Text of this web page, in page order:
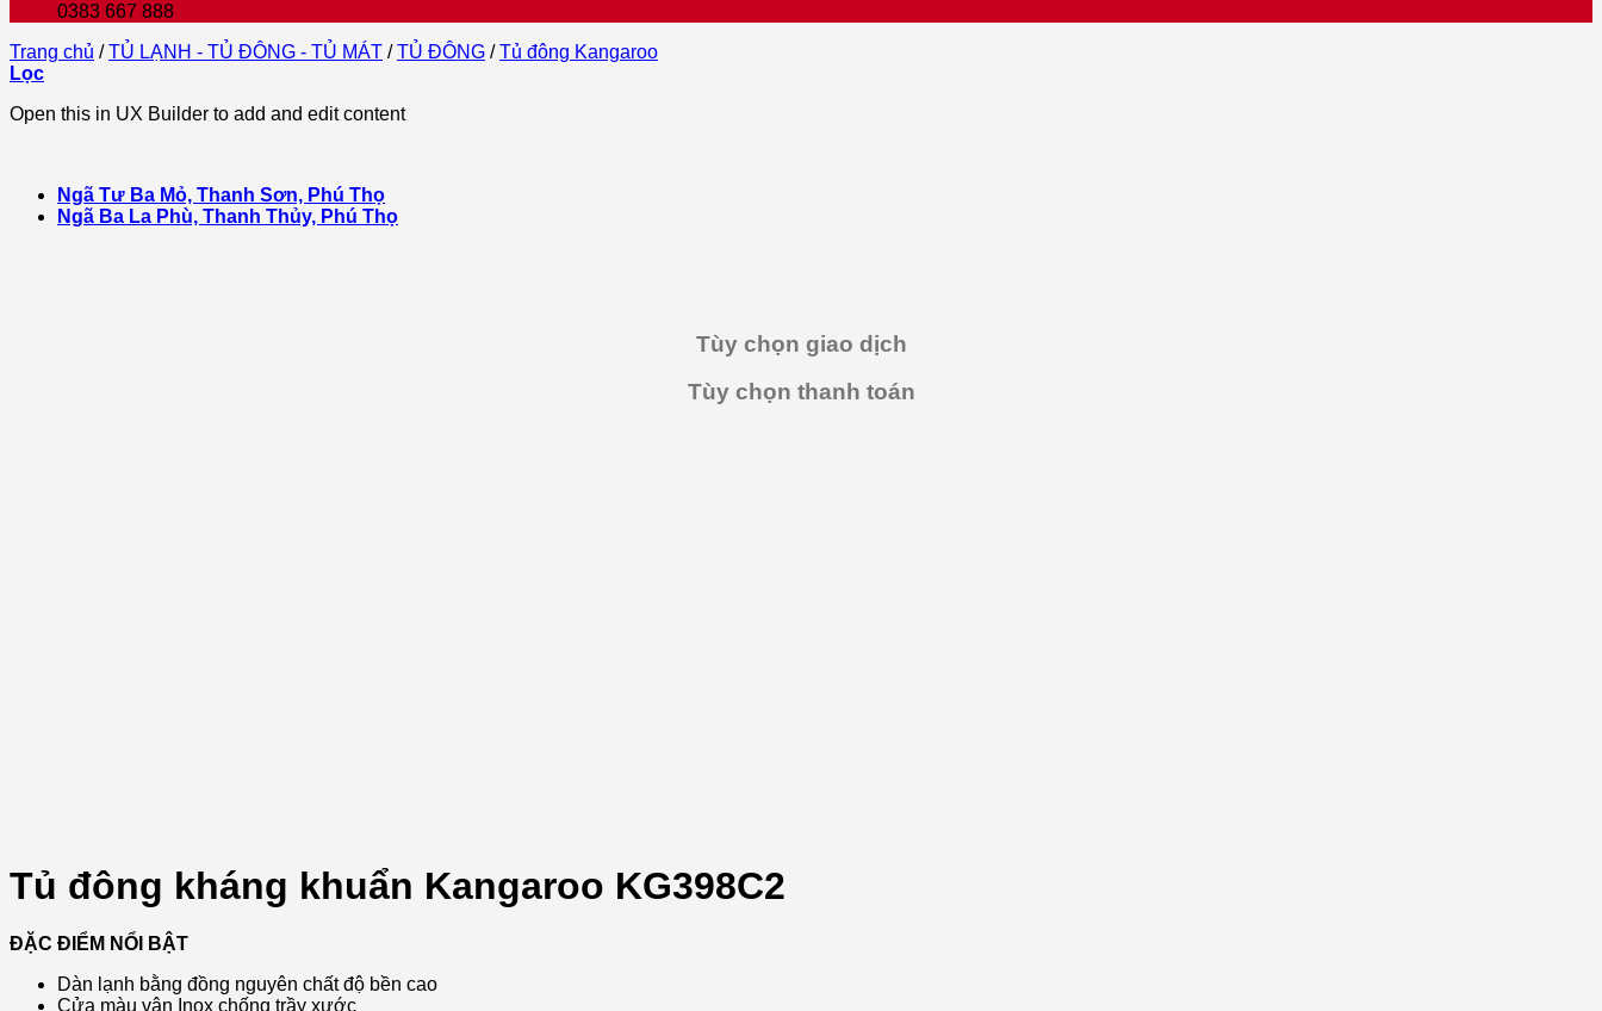
0383 667 888
Trang chủ / TỦ LẠNH - TỦ ĐÔNG - TỦ MÁT / TỦ ĐÔNG / Tủ đông Kangaroo
Lọc
Open this in UX Builder to add and edit content
Ngã Tư Ba Mỏ, Thanh Sơn, Phú Thọ
Ngã Ba La Phù, Thanh Thủy, Phú Thọ
Tùy chọn giao dịch
Tùy chọn thanh toán
Tủ đông kháng khuẩn Kangaroo KG398C2
ĐẶC ĐIỂM NỔI BẬT
Dàn lạnh bằng đồng nguyên chất độ bền cao
Cửa màu vân Inox chống trầy xước